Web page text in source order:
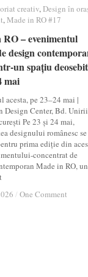
creativ,Design în
,Made in RO #17
– evenimentul
design
un spațiu
mai
acesta, pe 23–24 mai |
Design Center, Bd. Unirii
Pe 23 și 24 mai,
designului românesc se
prima ediție din
concentrat de
Made in RO, un
/ One Comment
creativ Design în
Made in RO #17
– evenimentul
design
un spațiu
mai
/ One Comment